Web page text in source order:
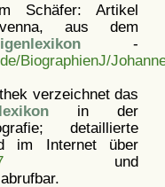
Schäfer: Artikel
aus dem
-
BiographienJ/
verzeichnet das
in der
detaillierte
im Internet über
und